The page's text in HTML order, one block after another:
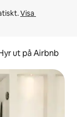
Visa
ut på Airbnb